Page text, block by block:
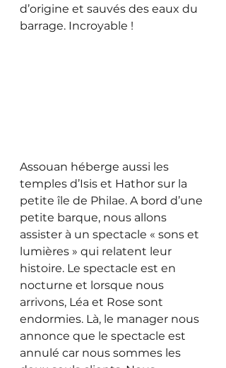
d’origine et sauvés des eaux du
barrage. Incroyable !
Assouan héberge aussi les
temples d’Isis et Hathor sur la
petite île de Philae. A bord d’une
petite barque, nous allons
assister à un spectacle « sons et
lumières » qui relatent leur
histoire. Le spectacle est en
nocturne et lorsque nous
arrivons, Léa et Rose sont
endormies. Là, le manager nous
annonce que le spectacle est
annulé car nous sommes les